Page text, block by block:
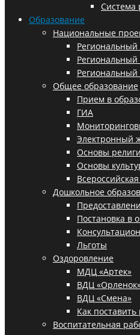
Система
Образование
Национальные
Региональный
Региональный
Общее образование
Прием в
ГИА
Электронный
Основы
Основы
Дошкольное
Постановка в
Льготы
Оздоровление
МДЦ «Артек»
ВДЦ
ВДЦ «Смена»
Как
Воспитательная